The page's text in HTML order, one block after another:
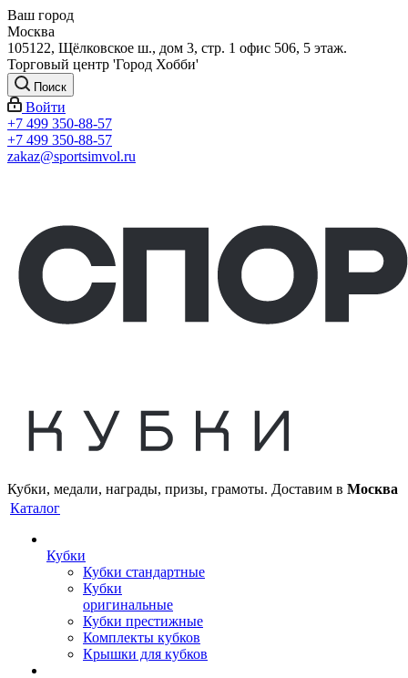
Ваш город
Москва
105122, Щёлковское ш., дом 3, стр. 1 офис 506, 5 этаж.
Торговый центр 'Город Хобби'
Поиск
Войти
+7 499 350-88-57
+7 499 350-88-57
zakaz@sportsimvol.ru
Кубки, медали, награды, призы, грамоты. Доставим в Москва
Каталог
Кубки
Кубки стандартные
Кубки
оригинальные
Кубки престижные
Комплекты кубков
Крышки для кубков